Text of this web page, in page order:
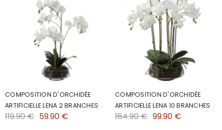
COMPOSITION D'ORCHIDÉE
ARTIFICIELLE LENA 2 BRANCHES
119.90 € 59.90 €
COMPOSITION D'ORCHIDÉE
ARTIFICIELLE LENA 10 BRANCHES
164.90 € 99.90 €